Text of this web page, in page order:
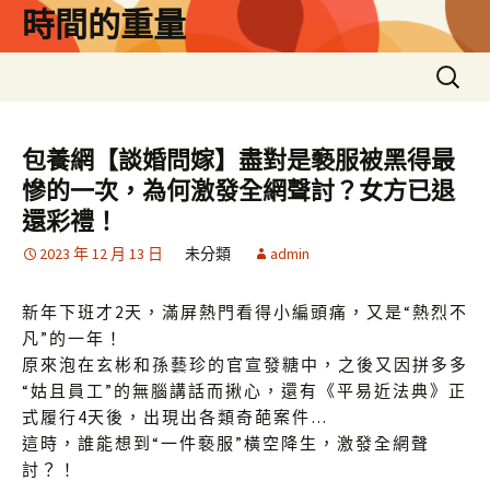
時間的重量
搜
尋
鍵
字:
包養網【談婚問嫁】盡對是褻服被黑得最
慘的一次，為何激發全網聲討？女方已退
還彩禮！
2023 年 12 月 13 日 未分類 admin
新年下班才2天，滿屏熱門看得小編頭痛，又是“熱烈不
凡”的一年！
原來泡在玄彬和孫藝珍的官宣發糖中，之後又因拼多多
“姑且員工”的無腦講話而揪心，還有《平易近法典》正
式履行4天後，出現出各類奇葩案件…
這時，誰能想到“一件褻服”橫空降生，激發全網聲
討？！